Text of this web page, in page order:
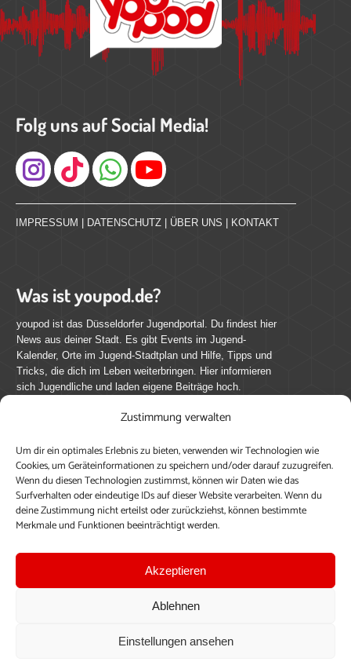
Zustimmung verwalten
Um dir ein optimales Erlebnis zu bieten, verwenden wir Technologien wie
Cookies, um Geräteinformationen zu speichern und/oder darauf zuzugreifen.
Wenn du diesen Technologien zustimmst, können wir Daten wie das
Surfverhalten oder eindeutige IDs auf dieser Website verarbeiten. Wenn du
deine Zustimmung nicht erteilst oder zurückziehst, können bestimmte
Merkmale und Funktionen beeinträchtigt werden.
Akzeptieren
Ablehnen
Einstellungen ansehen
Folg uns auf Social Media!
Instagram
IMPRESSUM DATENSCHUTZ ÜBER UNS KONTAKT
Was ist youpod.de?
youpod ist das Düsseldorfer Jugendportal. Du findest hier
News aus deiner Stadt. Es gibt Events im Jugend-
Kalender, Orte im Jugend-Stadtplan und Hilfe, Tipps und
Tricks, die dich im Leben weiterbringen. Hier informieren
sich Jugendliche und laden eigene Beiträge hoch.
Mach mit bei youpod.de!
youpod.de lebt von Menschen wie dir. Sammel
journalistische Erfahrung, teile deine Perspektive und
veröffentliche deine Beiträge auf youpod.de.Du musst
dich anmelden, um alle Funktionen nutzen zu können, ein
Profil anzulegen, eigene Beiträge hochzuladen und zu
Einloggen